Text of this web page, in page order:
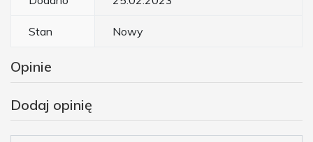
Stan Nowy
Opinie
Dodaj opinię